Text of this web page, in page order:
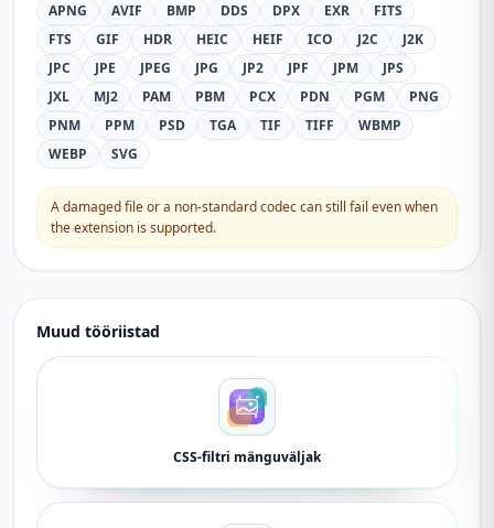
APNG
AVIF BMP DDS DPX EXR
FITS
FTS
GIF HDR HEIC HEIF ICO J2C
J2K
JPC
JPE JPEG JPG JP2 JPF JPM
JPS
JXL
MJ2 PAM PBM PCX PDN PGM
PNG
PNM
PPM PSD TGA TIF TIFF
WBMP
WEBP
SVG
A damaged file or a non-standard codec can still fail even when
the extension is supported.
Muud tööriistad
CSS-filtri mänguväljak